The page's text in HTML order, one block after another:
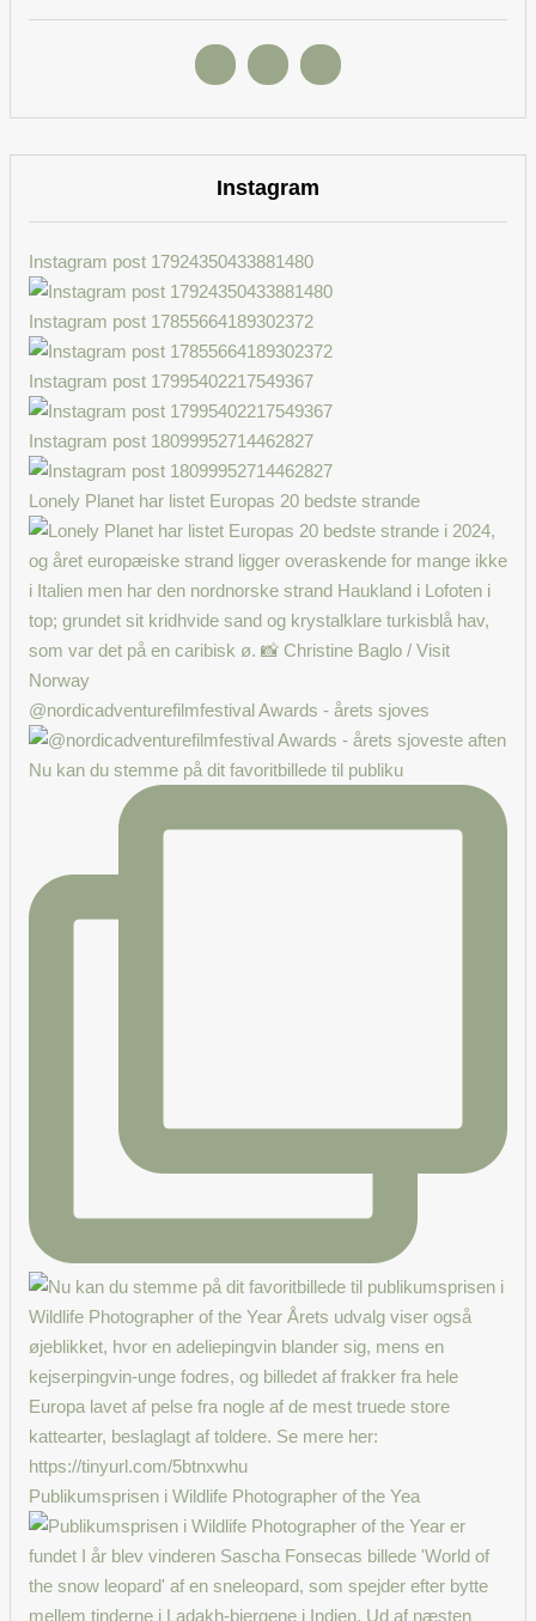
Instagram
Instagram post 17924350433881480
Instagram post 17855664189302372
Instagram post 17995402217549367
Instagram post 18099952714462827
Lonely Planet har listet Europas 20 bedste strande
@nordicadventurefilmfestival Awards - årets sjoves
Nu kan du stemme på dit favoritbillede til publiku
Publikumsprisen i Wildlife Photographer of the Yea